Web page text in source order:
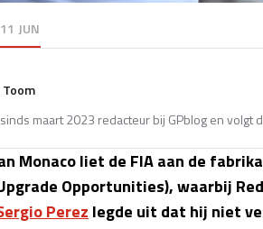
JUN
maart 2023 redacteur bij GPblog en
Monaco liet de FIA aan de
Opportunities), waarbij
Perez legde uit dat hij niet